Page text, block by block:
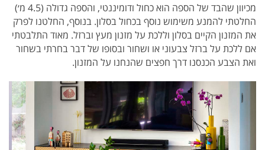
מכיוון שהבד של הספה הוא כחול ודומיננטי, והספה גדולה (4.5 מ׳)
החלטתי להמנע משימוש נוסף בכחול בסלון. בנוסף, החלטנו לפרק
את המזנון הקיים בסלון וללכת על מזנון מעץ וברזל. מאוד התלבטתי
אם ללכת על ברזל צבעוני או ושחור ובסופו של דבר בחרתי בשחור
ואת הצבע הכנסנו דרך חפצים שהנחנו על המזנון.